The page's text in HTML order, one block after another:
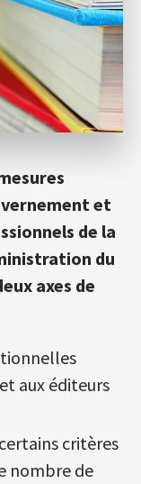
et
de la
du
axes de
aux éditeurs
critères
nombre de